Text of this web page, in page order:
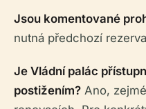
Jsou komentované
nutná předchozí
Je Vládní palác
postižením? Ano,